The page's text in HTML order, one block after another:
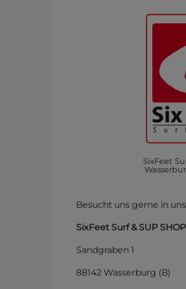
SixFeet
Besucht uns gerne in
SixFeet Surf & SUP SHOP
Sandgraben 1
88142 Wasserburg (B)